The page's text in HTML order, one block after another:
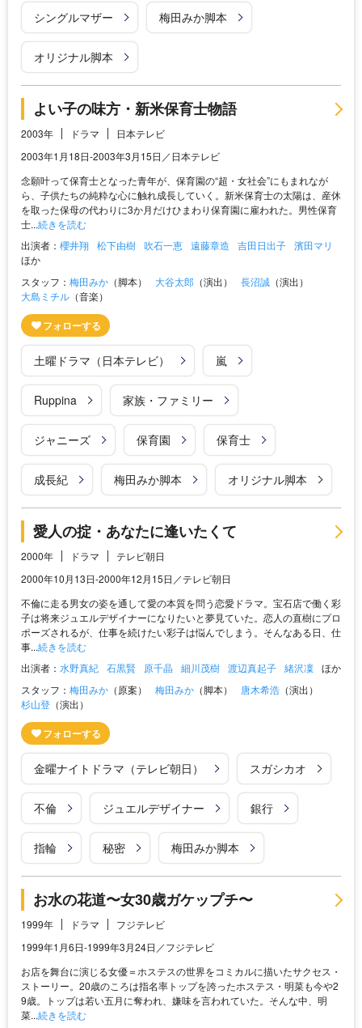
シングルマザー 梅田みか脚本
オリジナル脚本
よい子の味方・新米保育士物語
2003年 ドラマ
日本テレビ
2003年1月18日-2003年3月15日／日本テレビ
念願叶って保育士となった青年が、保育園の“超・女社会”にもまれなが
ら、子供たちの純粋な心に触れ成長していく。新米保育士の太陽は、産休
を取った保母の代わりに3か月だけひまわり保育園に雇われた。男性保育
士...続きを読む
出演者： 櫻井翔 松下由樹 吹石一恵 遠藤章造 吉田日出子 濱田マリ
ほか
スタッフ： 梅田みか （脚本） 大谷太郎 （演出） 長沼誠 （演出）
大島ミチル （音楽）
土曜ドラマ（日本テレビ） 嵐
Ruppina 家族・ファミリー
ジャニーズ 保育園 保育士
成長紀 梅田みか脚本 オリジナル脚本
愛人の掟・あなたに逢いたくて
2000年 ドラマ
テレビ朝日
2000年10月13日-2000年12月15日／テレビ朝日
不倫に走る男女の姿を通して愛の本質を問う恋愛ドラマ。宝石店で働く彩
子は将来ジュエルデザイナーになりたいと夢見ていた。恋人の直樹にプロ
ポーズされるが、仕事を続けたい彩子は悩んでしまう。そんなある日、仕
事...続きを読む
出演者： 水野真紀 石黒賢 原千晶 細川茂樹 渡辺真起子 緒沢凜 ほか
スタッフ： 梅田みか （原案） 梅田みか （脚本） 唐木希浩 （演出）
杉山登 （演出）
金曜ナイトドラマ（テレビ朝日） スガシカオ
不倫 ジュエルデザイナー 銀行
指輪 秘密 梅田みか脚本
お水の花道〜女30歳ガケップチ〜
1999年 ドラマ
フジテレビ
1999年1月6日-1999年3月24日／フジテレビ
お店を舞台に演じる女優＝ホステスの世界をコミカルに描いたサクセス・
ストーリー。20歳のころは指名率トップを誇ったホステス・明菜も今や2
9歳。トップは若い五月に奪われ、嫌味を言われていた。そんな中、明
菜...続きを読む